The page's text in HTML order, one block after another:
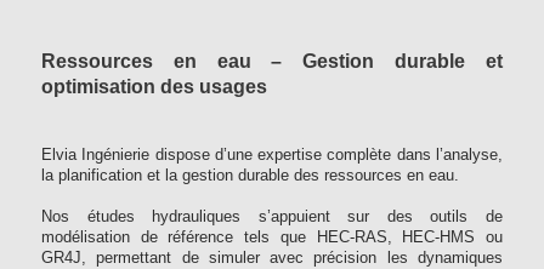
Ressources en eau – Gestion durable et
optimisation des usages
Elvia Ingénierie dispose d’une expertise complète dans l’analyse,
la planification et la gestion durable des ressources en eau.
Nos études hydrauliques s’appuient sur des outils de
modélisation de référence tels que HEC-RAS, HEC-HMS ou
GR4J, permettant de simuler avec précision les dynamiques